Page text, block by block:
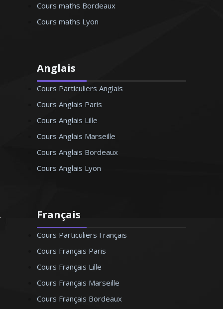
Cours maths Bordeaux
Cours maths Lyon
Anglais
Cours Particuliers Anglais
Cours Anglais Paris
Cours Anglais Lille
Cours Anglais Marseille
Cours Anglais Bordeaux
Cours Anglais Lyon
Français
Cours Particuliers Français
Cours Français Paris
Cours Français Lille
Cours Français Marseille
Cours Français Bordeaux